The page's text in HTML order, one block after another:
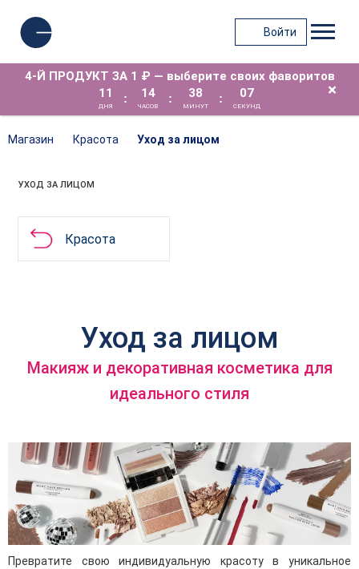
Войти
4-Й ПРОДУКТ ЗА 1 ₽ — выберите своих фаворитов
11
ДНЯ
: 14
ЧАСОВ
: 38
МИНУТ
: 06
СЕКУНД
×
Магазин Красота Уход за лицом
УХОД ЗА ЛИЦОМ
Красота
Уход за лицом
Макияж и декоративная косметика для
идеального стиля
Превратите свою индивидуальную красоту в уникальное